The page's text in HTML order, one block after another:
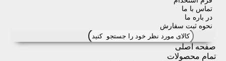
تماس با ما
در باره ما
نحوه ثبت سفارش
صفحه اصلی
تمام محصولات